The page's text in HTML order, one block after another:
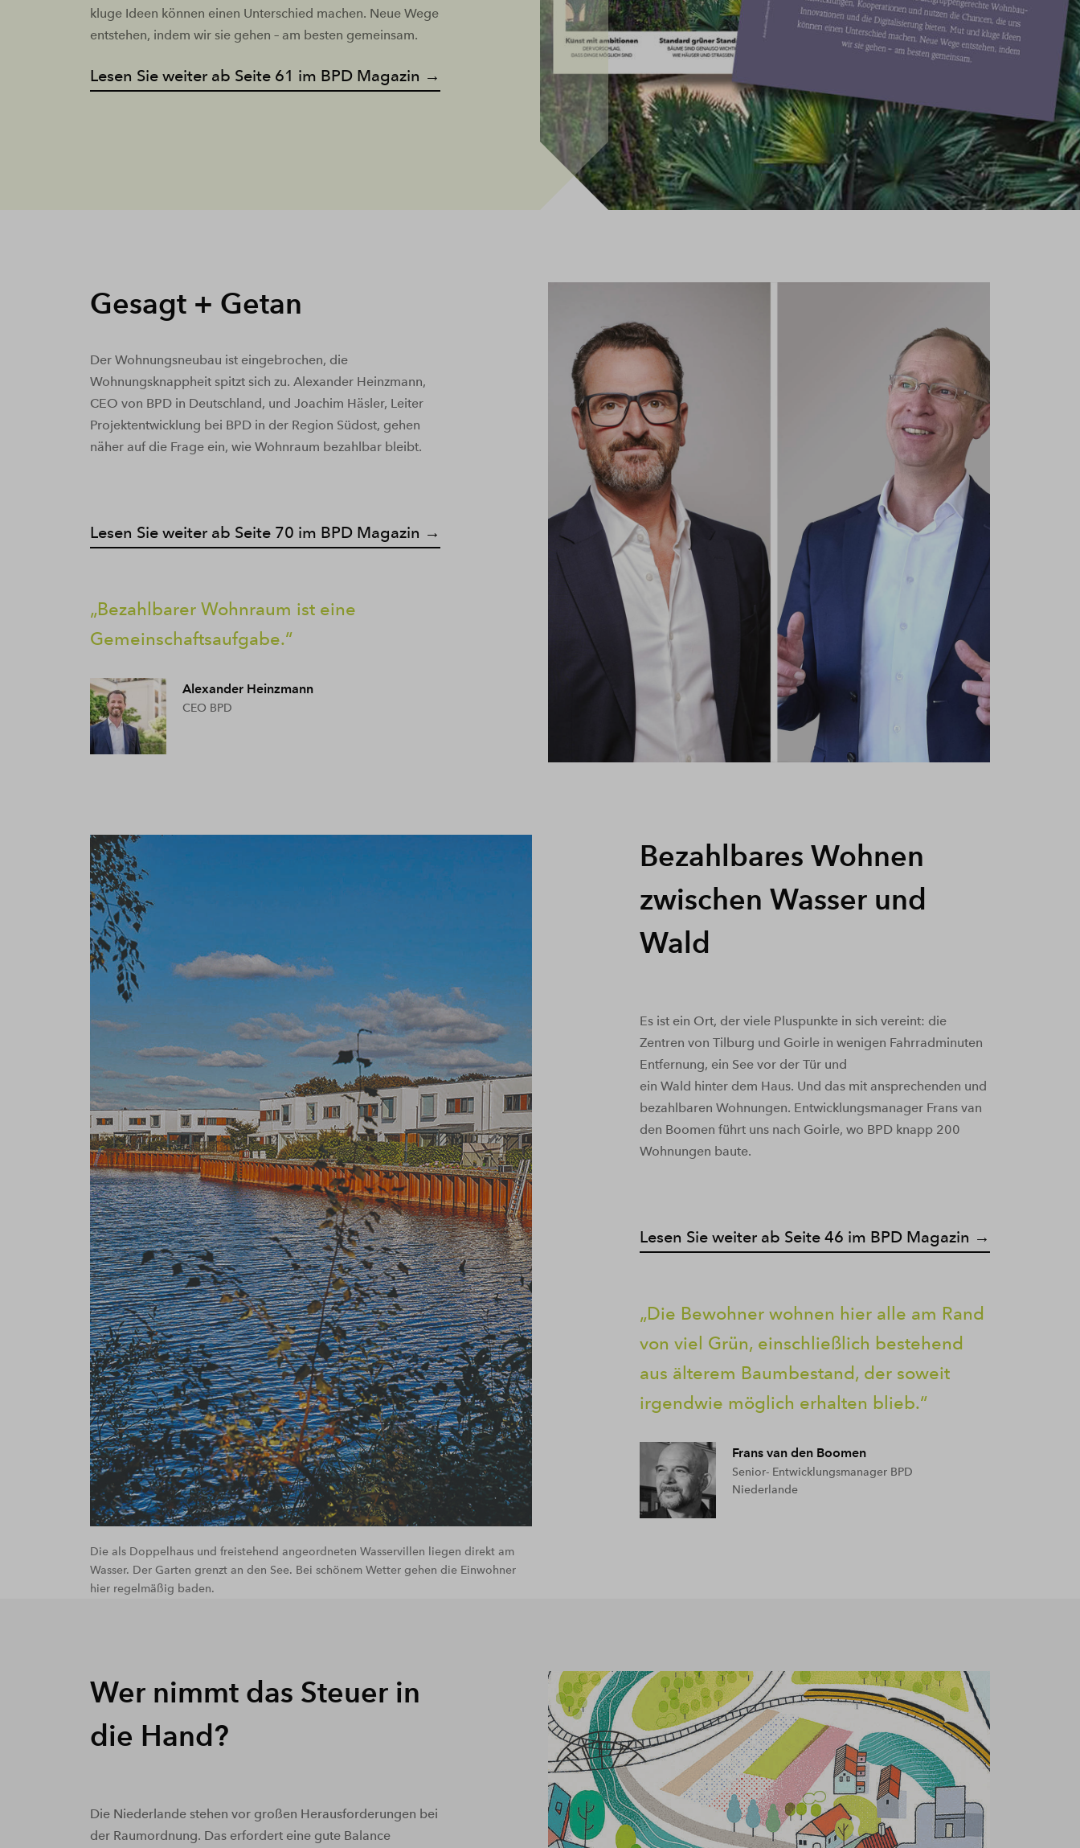
kluge Ideen können einen Unterschied machen. Neue Wege
entstehen, indem wir sie gehen – am besten gemeinsam.
Lesen Sie weiter ab Seite 61 im BPD Magazin →
Gesagt + Getan
Der Wohnungsneubau ist eingebrochen, die
Wohnungsknappheit spitzt sich zu. Alexander Heinzmann,
CEO von BPD in Deutschland, und Joachim Häsler, Leiter
Projektentwicklung bei BPD in der Region Südost, gehen
näher auf die Frage ein, wie Wohnraum bezahlbar bleibt.
Lesen Sie weiter ab Seite 70 im BPD Magazin →
Bezahlbarer Wohnraum ist eine
Gemeinschaftsaufgabe.
Alexander Heinzmann
CEO BPD
Die als Doppelhaus und freistehend angeordneten Wasservillen liegen direkt am
Wasser. Der Garten grenzt an den See. Bei schönem Wetter gehen die Einwohner
hier regelmäßig baden.
Bezahlbares Wohnen
zwischen Wasser und
Wald
Es ist ein Ort, der viele Pluspunkte in sich vereint: die
Zentren von Tilburg und Goirle in wenigen Fahrradminuten
Entfernung, ein See vor der Tür und
ein Wald hinter dem Haus. Und das mit ansprechenden und
bezahlbaren Wohnungen. Entwicklungsmanager Frans van
den Boomen führt uns nach Goirle, wo BPD knapp 200
Wohnungen baute.
Lesen Sie weiter ab Seite 46 im BPD Magazin →
Die Bewohner wohnen hier alle am Rand
von viel Grün, einschließlich bestehend
aus älterem Baumbestand, der soweit
irgendwie möglich erhalten blieb.
Frans van den Boomen
Senior- Entwicklungsmanager BPD
Niederlande
Wer nimmt das Steuer in
die Hand?
Die Niederlande stehen vor großen Herausforderungen bei
der Raumordnung. Das erfordert eine gute Balance